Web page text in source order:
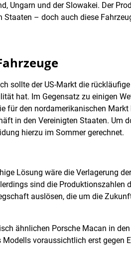
Ungarn und der Slowakei. Der
– doch auch diese
sollte der US-Markt die
hat. Im Gegensatz zu einigen
für den nordamerikanischen
in den Vereinigten Staaten. Um
hierzu im Sommer gerechnet.
Lösung wäre die Verlagerung
sind die Produktionszahlen
auslösen, die um die
ähnlichen Porsche Macan in den
voraussichtlich erst gegen